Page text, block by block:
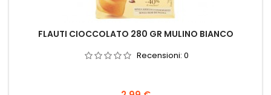
FLAUTI CIOCCOLATO 280 GR MULINO BIANCO
Recensioni: 0